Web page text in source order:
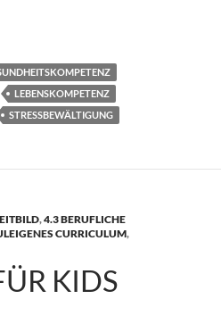
in eine gesunde
LEBENSKOMPETENZ
STRESSBEWÄLTIGUNG
,4.3 BERUFLICHE
CURRICULUM,
KIDS